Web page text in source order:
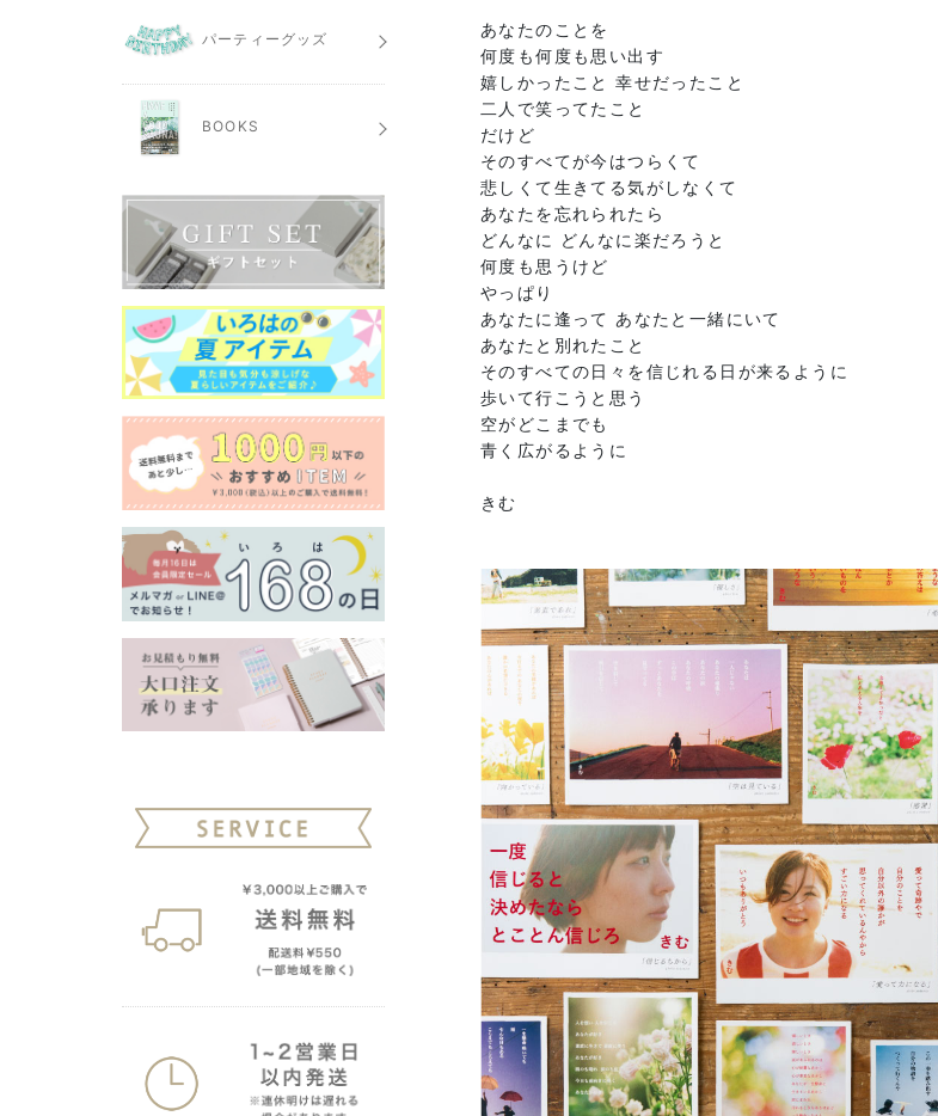
あなたのことを
何度も何度も思い出す
嬉しかったこと 幸せだったこと
二人で笑ってたこと
だけど
そのすべてが今はつらくて
悲しくて生きてる気がしなくて
あなたを忘れられたら
どんなに どんなに楽だろうと
何度も思うけど
やっぱり
あなたに逢って あなたと一緒にいて
あなたと別れたこと
そのすべての日々を信じれる日が来るように
歩いて行こうと思う
空がどこまでも
青く広がるように
きむ
パーティーグッズ
BOOKS